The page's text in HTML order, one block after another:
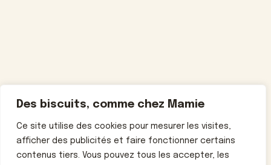
Des biscuits, comme chez Mamie
Ce site utilise des cookies pour mesurer les visites,
afficher des publicités et faire fonctionner certains
contenus tiers. Vous pouvez tous les accepter, les